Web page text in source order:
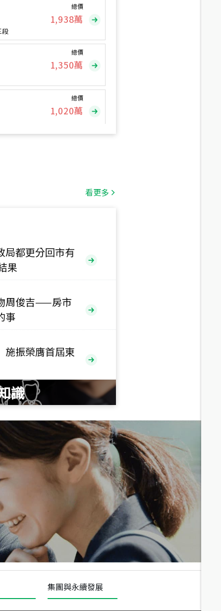
1,938萬
總價
1,350萬
總價
1,020萬
段
5,800萬
1,938萬
總價
1,020萬
總價
490萬
1,808
看更多
局都更分回市有
果
周俊吉——房市
事
施振榮膺首屆東
識
集團與永續發展